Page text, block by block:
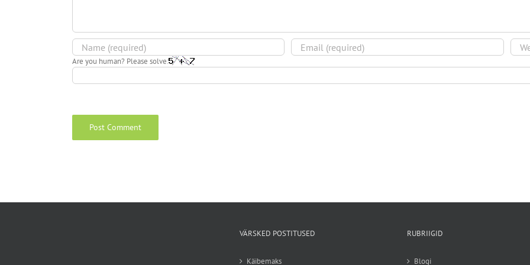
Are you human? Please solve:
VÄRSKED POSTITUSED
Käibemaks
RUBRIIGID
Blogi